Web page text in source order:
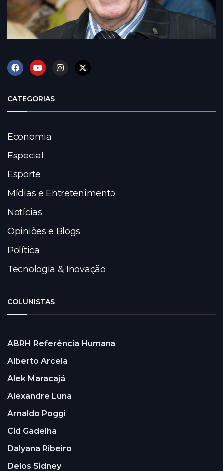
CATEGORIAS
Economia
Especial
Esporte
Mídias e Entretenimento
Notícias
Opiniões e Blogs
Política
Tecnologia & Inovação
COLUNISTAS
ABRH Referência Humana
Alberto Arcela
Alek Maracajá
Alexandre Luna
Arnaldo Poggi
Cid Gadelha
Dalyana Ribeiro
Delos Sidney